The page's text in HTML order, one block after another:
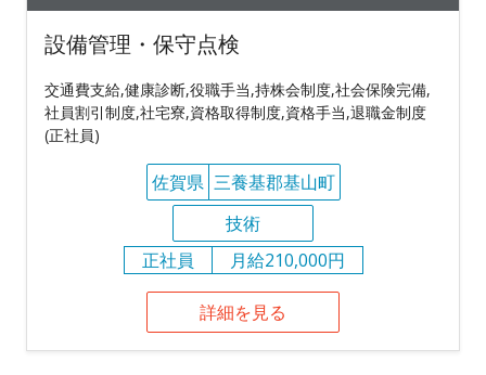
設備管理・保守点検
交通費支給,健康診断,役職手当,持株会制度,社会保険完備,
社員割引制度,社宅寮,資格取得制度,資格手当,退職金制度
(正社員)
佐賀県 三養基郡基山町
技術
正社員
月給210,000円
詳細を見る